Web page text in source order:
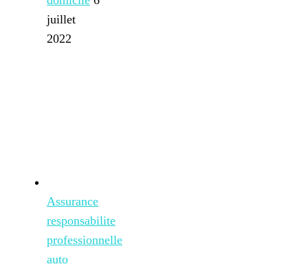
juillet
2022
Assurance
responsabilite
professionnelle
auto